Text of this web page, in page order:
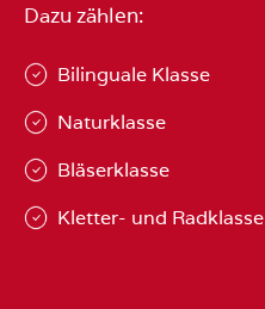
Dazu zählen:
Bilinguale Klasse
Naturklasse
Bläserklasse
Kletter- und Radklasse